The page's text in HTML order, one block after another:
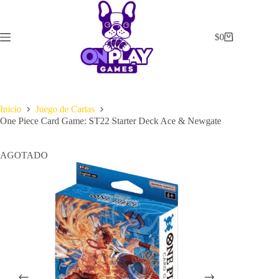
Carrito
$0
Inicio
Juego de Cartas
One Piece Card Game: ST22 Starter Deck Ace & Newgate
AGOTADO